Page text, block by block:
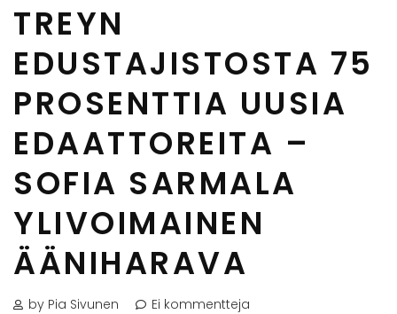
TREYN
EDUSTAJISTOSTA 75
PROSENTTIA UUSIA
EDAATTOREITA –
SOFIA SARMALA
YLIVOIMAINEN
ÄÄNIHARAVA
by Pia Sivunen Ei kommentteja